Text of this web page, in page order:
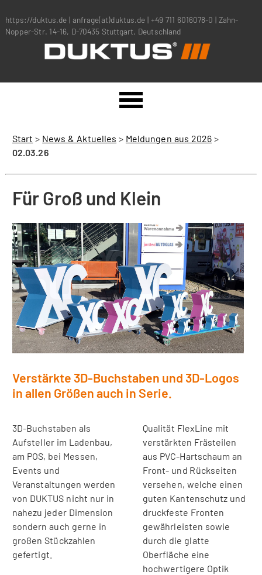
https://duktus.de | anfrage(at)duktus.de | +49 711 6016078-0 | Zahn-
Nopper-Str. 14-16, D-70435 Stuttgart, Deutschland
Start > News & Aktuelles > Meldungen aus 2026>
02.03.26
Für Groß und Klein
Verstärkte 3D-Buchstaben und 3D-Logos
in allen Größen auch in Serie.
3D-Buchstaben als
Aufsteller im Ladenbau,
am POS, bei Messen,
Events und
Veranstaltungen werden
von DUKTUS nicht nur in
nahezu jeder Dimension
sondern auch gerne in
großen Stückzahlen
gefertigt.
Qualität FlexLine mit
verstärkten Frästeilen
aus PVC-Hartschaum an
Front- und Rückseiten
versehen, welche einen
guten Kantenschutz und
druckfeste Fronten
gewährleisten sowie
durch die glatte
Oberfläche eine
hochwertigere Optik